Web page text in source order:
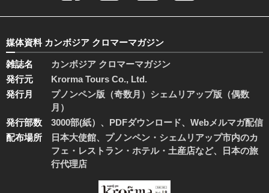
媒体資料 カンボジア クロマーマガジン
雑誌名
カンボジア クロマーマガジン
発行元
Krorma Tours Co., Ltd.
発行月
プノンペン版（奇数月）シェムリアップ版（偶数
月）
発行部数
3000部(紙）、PDFダウンロード、Webメルマガ配信
配布場所
日本大使館、プノンペン・シェムリアップ市内のカ
フェ・レストラン・ホテル・土産店など、日本の旅
行代理店